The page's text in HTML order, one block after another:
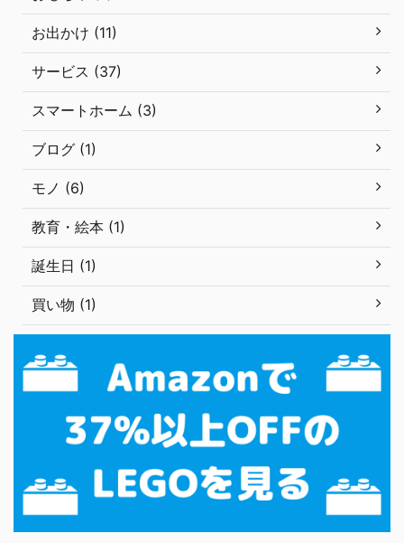
お出かけ (11)
サービス (37)
スマートホーム (3)
ブログ (1)
モノ (6)
教育・絵本 (1)
誕生日 (1)
買い物 (1)